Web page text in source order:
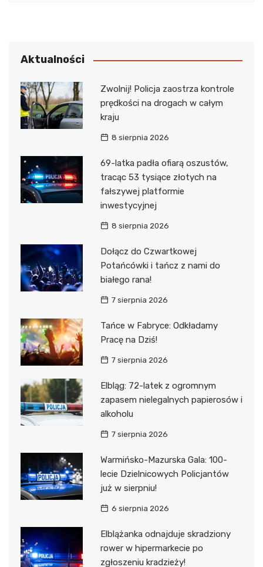
Aktualności
Zwolnij! Policja zaostrza kontrole
prędkości na drogach w całym
kraju
8 sierpnia 2026
69-latka padła ofiarą oszustów,
tracąc 53 tysiące złotych na
fałszywej platformie
inwestycyjnej
8 sierpnia 2026
Dołącz do Czwartkowej
Potańcówki i tańcz z nami do
białego rana!
7 sierpnia 2026
Tańce w Fabryce: Odkładamy
Pracę na Dziś!
7 sierpnia 2026
Elbląg: 72-latek z ogromnym
zapasem nielegalnych papierosów i
alkoholu
7 sierpnia 2026
Warmińsko-Mazurska Gala: 100-
lecie Dzielnicowych Policjantów
już w sierpniu!
6 sierpnia 2026
Elblążanka odnajduje skradziony
rower w hipermarkecie po
zgłoszeniu kradzieży!